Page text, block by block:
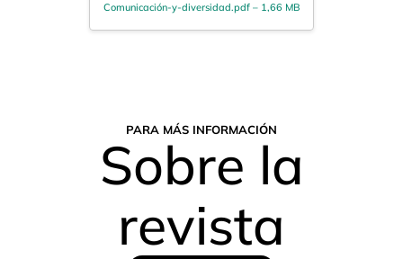
Comunicación-y-diversidad.pdf – 1,66 MB
PARA MÁS INFORMACIÓN
Sobre la
revista